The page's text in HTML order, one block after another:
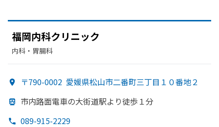
福岡内科クリニック
内科・​胃腸科
〒790-0002 愛媛県松山市二番町三丁目１０番地２
市内路面電車の大街道駅より徒歩１分
089-915-2229